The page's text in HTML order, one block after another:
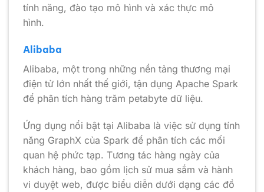
tính năng, đào tạo mô hình và xác thực mô
hình.
Alibaba
Alibaba, một trong những nền tảng thương mại
điện tử lớn nhất thế giới, tận dụng Apache Spark
để phân tích hàng trăm petabyte dữ liệu.
Ứng dụng nổi bật tại Alibaba là việc sử dụng tính
năng GraphX của Spark để phân tích các mối
quan hệ phức tạp. Tương tác hàng ngày của
khách hàng, bao gồm lịch sử mua sắm và hành
vi duyệt web, được biểu diễn dưới dạng các đồ